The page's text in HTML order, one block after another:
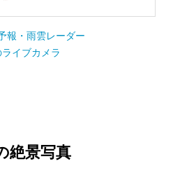
報・雨雲レーダー
イブカメラ
絶景写真